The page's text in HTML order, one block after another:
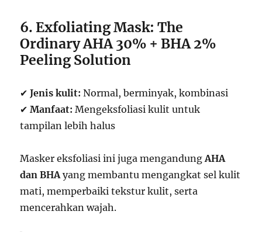
6. Exfoliating Mask: The
Ordinary AHA 30% + BHA 2%
Peeling Solution
✔Jenis kulit: Normal, berminyak, kombinasi
✔Manfaat: Mengeksfoliasi kulit untuk
tampilan lebih halus
Masker eksfoliasi ini juga mengandungAHA
dan BHA yang membantu mengangkat sel kulit
mati, memperbaiki tekstur kulit, serta
mencerahkan wajah.